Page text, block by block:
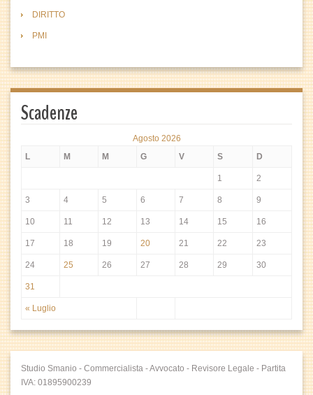
DIRITTO
PMI
Scadenze
Agosto 2026
L
M M G V S D
« Luglio
1 2
3 4 5 6 7 8 9
10 11 12 13 14 15 16
17 18 19 20 21 22 23
24 25 26 27 28 29 30
31
Studio Smanio - Commercialista - Avvocato - Revisore Legale - Partita
IVA: 01895900239